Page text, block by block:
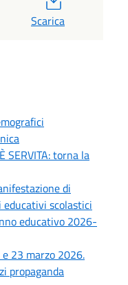
Scarica
SERVITA: torna la
di
scolastici
educativo 2026-
23 marzo 2026.
propaganda